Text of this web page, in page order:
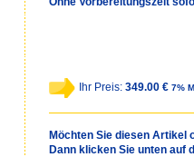
Ihr Preis: 349.00 € 7%
Möchten Sie diesen Artikel
Dann klicken Sie unten auf